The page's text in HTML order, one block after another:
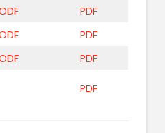
PDF
PDF
PDF
PDF